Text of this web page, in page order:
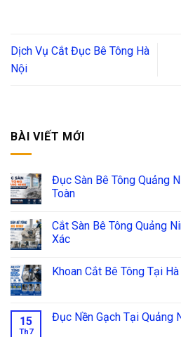
Dịch Vụ Cắt Đục Bê Tông Hà
Nội
BÀI VIẾT MỚI
Đục Sàn Bê Tông Quảng
Toàn
Cắt Sàn Bê Tông Quảng
Xác
Khoan Cắt Bê Tông Tại
15
Th7
Đục Nền Gạch Tại Quảng